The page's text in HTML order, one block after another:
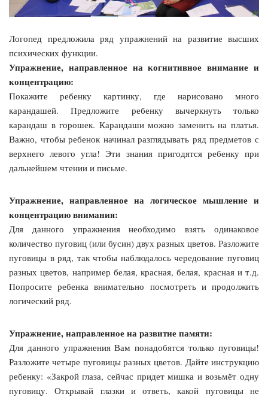
Логопед предложила ряд упражнений на развитие высших
психических функции.
Упражнение, направленное на когнитивное внимание и
концентрацию:
Покажите ребенку картинку, где нарисовано много
карандашей. Предложите ребенку вычеркнуть только
карандаш в горошек. Карандаши можно заменить на платья.
Важно, чтобы ребенок начинал разглядывать ряд предметов с
верхнего левого угла! Эти знания пригодятся ребенку при
дальнейшем чтении и письме.
Упражнение, направленное на логическое мышление и
концентрацию внимания:
Для данного упражнения необходимо взять одинаковое
количество пуговиц (или бусин) двух разных цветов. Разложите
пуговицы в ряд, так чтобы наблюдалось чередование пуговиц
разных цветов, например белая, красная, белая, красная и т.д.
Попросите ребенка внимательно посмотреть и продолжить
логический ряд.
Упражнение, направленное на развитие памяти:
Для данного упражнения Вам понадобятся только пуговицы!
Разложите четыре пуговицы разных цветов. Дайте инструкцию
ребенку: «Закрой глаза, сейчас придет мишка и возьмёт одну
пуговицу. Открывай глазки и ответь, какой пуговицы не